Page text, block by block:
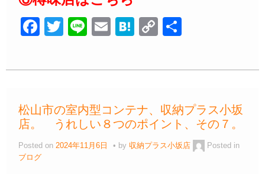
F
c
b
o
o
k
T
tt
Li
e
E
ail
H
e
a
C
p
Li
n
k
松山市の室内型コンテナ、収納プラス小坂
店。 うれしい８つのポイント、その７。
Posted on 2024年11月6日 by 収納プラス小坂店
Posted in
ブログ